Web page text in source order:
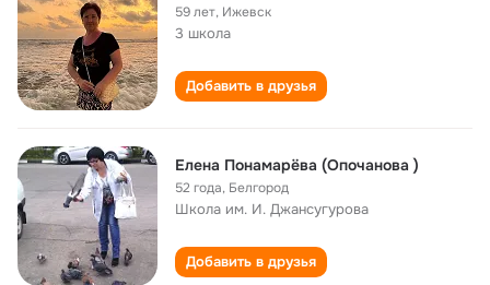
59 лет, Ижевск
3 школа
Добавить в друзья
Елена Понамарёва (Опочанова )
52 года, Белгород
Школа им. И. Джансугурова
Добавить в друзья